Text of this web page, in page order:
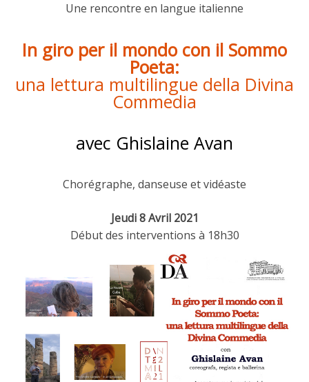
Une rencontre en langue italienne
In giro per il mondo con il Sommo
Poeta:
una lettura multilingue della Divina
Commedia
avec Ghislaine Avan
Chorégraphe, danseuse et vidéaste
Jeudi 8 Avril 2021
Début des interventions à 18h30